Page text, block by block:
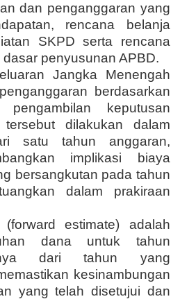
dan penganggaran yang
rencana belanja
SKPD serta rencana
penyusunan APBD.
Jangka Menengah
berdasarkan
pengambilan keputusan
dilakukan dalam
satu tahun anggaran,
implikasi biaya
bersangkutan pada tahun
dalam prakiraan
estimate) adalah
dana untuk tahun
dari tahun yang
kesinambungan
yang telah disetujui dan